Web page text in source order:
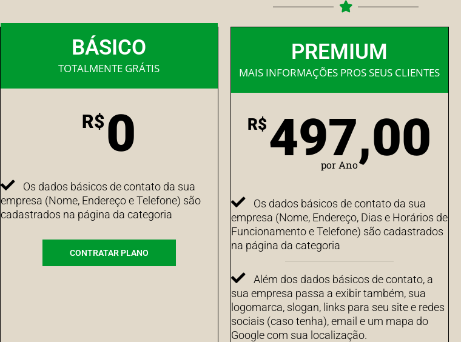
BÁSICO
TOTALMENTE GRÁTIS
R$0
Os dados básicos de contato da sua
empresa (Nome, Endereço e Telefone) são
cadastrados na página da categoria
CONTRATAR PLANO
PREMIUM
MAIS INFORMAÇÕES PROS SEUS CLIENTES
R$ 497,00
por Ano
Os dados básicos de contato da sua
empresa (Nome, Endereço, Dias e Horários de
Funcionamento e Telefone) são cadastrados
na página da categoria
Além dos dados básicos de contato, a
sua empresa passa a exibir também, sua
logomarca, slogan, links para seu site e redes
sociais (caso tenha), email e um mapa do
Google com sua localização.